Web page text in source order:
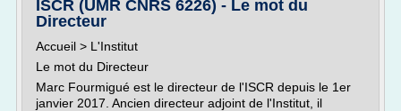
ISCR (UMR CNRS 6226) - Le mot du
Directeur
Accueil > L'Institut
Le mot du Directeur
Marc Fourmigué est le directeur de l'ISCR depuis le 1er
janvier 2017. Ancien directeur adjoint de l'Institut, il